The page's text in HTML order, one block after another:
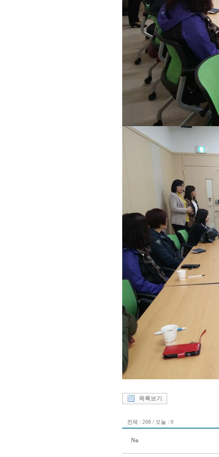
목록보기
전체 : 208 / 오늘 : 0
No